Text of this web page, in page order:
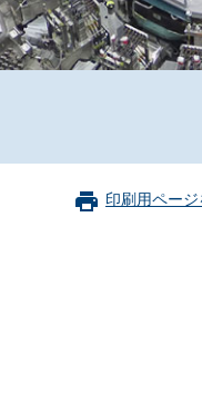
印刷用ペー